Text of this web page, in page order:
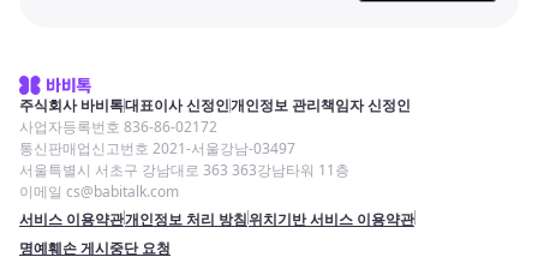
주식회사 바비톡대표이사 신정인개인정보 관리책임자 신정인
사업자등록번호 836-86-02172
통신판매업신고번호 2021-서울강남-03497
서울특별시 서초구 강남대로 363 363강남타워 11층
이메일 cs@babitalk.com
서비스 이용약관개인정보 처리 방침위치기반 서비스 이용약관
명예훼손 게시중단 요청